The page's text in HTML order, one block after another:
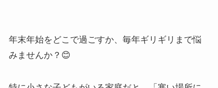
年末年始をどこで過ごすか、毎年ギリギリまで悩
みませんか？😊